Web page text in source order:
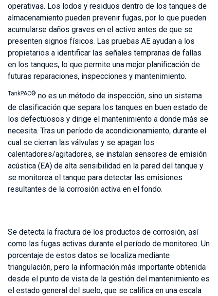
operativas. Los lodos y residuos dentro de los tanques de
almacenamiento pueden prevenir fugas, por lo que pueden
acumularse daños graves en el activo antes de que se
presenten signos físicos. Las pruebas AE ayudan a los
propietarios a identificar las señales tempranas de fallas
en los tanques, lo que permite una mejor planificación de
futuras reparaciones, inspecciones y mantenimiento.
TankPAC® no es un método de inspección, sino un sistema
de clasificación que separa los tanques en buen estado de
los defectuosos y dirige el mantenimiento a donde más se
necesita. Tras un período de acondicionamiento, durante el
cual se cierran las válvulas y se apagan los
calentadores/agitadores, se instalan sensores de emisión
acústica (EA) de alta sensibilidad en la pared del tanque y
se monitorea el tanque para detectar las emisiones
resultantes de la corrosión activa en el fondo.
Se detecta la fractura de los productos de corrosión, así
como las fugas activas durante el período de monitoreo. Un
porcentaje de estos datos se localiza mediante
triangulación, pero la información más importante obtenida
desde el punto de vista de la gestión del mantenimiento es
el estado general del suelo, que se califica en una escala